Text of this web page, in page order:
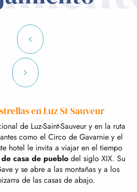
en Luz St Sauveur
de Luz-Saint-Sauveur y en la ruta
como el Circo de Gavarnie y el
hotel le invita a viajar en el tiempo
casa de pueblo del siglo XIX. Su
y se abre a las montañas y a los
de las casas de abajo.